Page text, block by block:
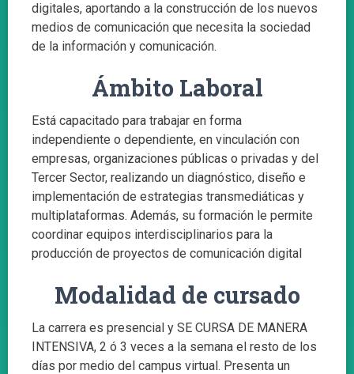
digitales, aportando a la construcción de los nuevos
medios de comunicación que necesita la sociedad
de la información y comunicación.
Ámbito Laboral
Está capacitado para trabajar en forma
independiente o dependiente, en vinculación con
empresas, organizaciones públicas o privadas y del
Tercer Sector, realizando un diagnóstico, diseño e
implementación de estrategias transmediáticas y
multiplataformas. Además, su formación le permite
coordinar equipos interdisciplinarios para la
producción de proyectos de comunicación digital
Modalidad de cursado
La carrera es presencial y SE CURSA DE MANERA
INTENSIVA, 2 ó 3 veces a la semana el resto de los
días por medio del campus virtual. Presenta un